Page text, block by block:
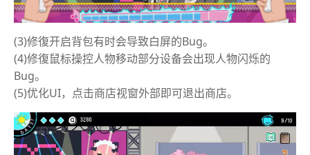
(3)修復开启背包有时会导致白屏的Bug。
(4)修復鼠标操控人物移动部分设备会出现人物闪烁的
Bug。
(5)优化UI，点击商店视窗外部即可退出商店。